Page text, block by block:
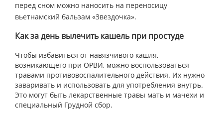
перед сном можно наносить на переносицу
вьетнамский бальзам «Звездочка».
Как за день вылечить кашель при простуде
Чтобы избавиться от навязчивого кашля,
возникающего при ОРВИ, можно воспользоваться
травами противовоспалительного действия. Их нужно
заваривать и использовать для употребления внутрь.
Это могут быть лекарственные травы мать и мачехи и
специальный Грудной сбор.